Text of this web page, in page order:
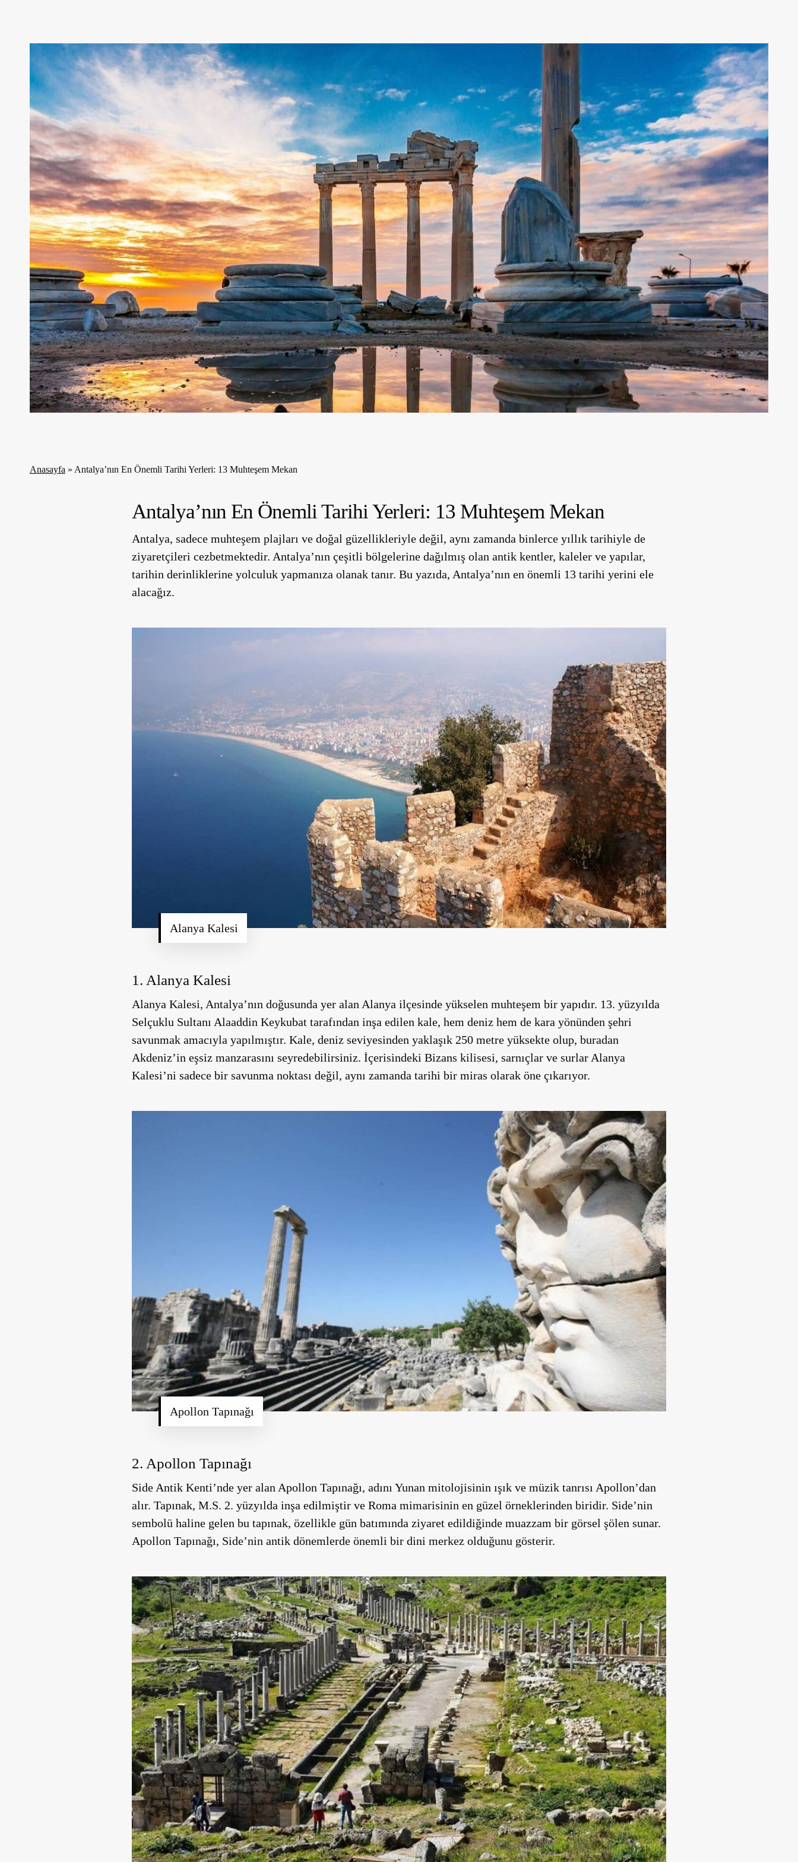
Anasayfa » Antalya’nın En Önemli Tarihi Yerleri: 13 Muhteşem Mekan
Antalya’nın En Önemli Tarihi Yerleri: 13 Muhteşem Mekan
Antalya, sadece muhteşem plajları ve doğal güzellikleriyle değil, aynı zamanda binlerce yıllık tarihiyle de
ziyaretçileri cezbetmektedir. Antalya’nın çeşitli bölgelerine dağılmış olan antik kentler, kaleler ve yapılar,
tarihin derinliklerine yolculuk yapmanıza olanak tanır. Bu yazıda, Antalya’nın en önemli 13 tarihi yerini ele
alacağız.
Alanya Kalesi
1. Alanya Kalesi
Alanya Kalesi, Antalya’nın doğusunda yer alan Alanya ilçesinde yükselen muhteşem bir yapıdır. 13. yüzyılda
Selçuklu Sultanı Alaaddin Keykubat tarafından inşa edilen kale, hem deniz hem de kara yönünden şehri
savunmak amacıyla yapılmıştır. Kale, deniz seviyesinden yaklaşık 250 metre yüksekte olup, buradan
Akdeniz’in eşsiz manzarasını seyredebilirsiniz. İçerisindeki Bizans kilisesi, sarnıçlar ve surlar Alanya
Kalesi’ni sadece bir savunma noktası değil, aynı zamanda tarihi bir miras olarak öne çıkarıyor.
Apollon Tapınağı
2. Apollon Tapınağı
Side Antik Kenti’nde yer alan Apollon Tapınağı, adını Yunan mitolojisinin ışık ve müzik tanrısı Apollon’dan
alır. Tapınak, M.S. 2. yüzyılda inşa edilmiştir ve Roma mimarisinin en güzel örneklerinden biridir. Side’nin
sembolü haline gelen bu tapınak, özellikle gün batımında ziyaret edildiğinde muazzam bir görsel şölen sunar.
Apollon Tapınağı, Side’nin antik dönemlerde önemli bir dini merkez olduğunu gösterir.